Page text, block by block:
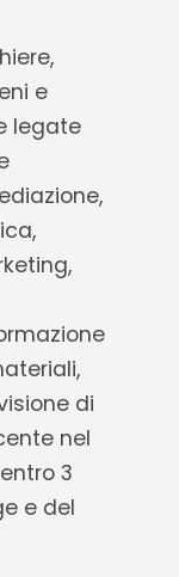
e
legate
di
nel
3
e del